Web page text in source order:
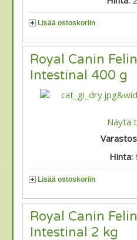
Lisää ostoskoriin
Royal Canin
Intestinal 400 g
Näytä
Hinta:
Lisää ostoskoriin
Royal Canin
Intestinal 2 kg